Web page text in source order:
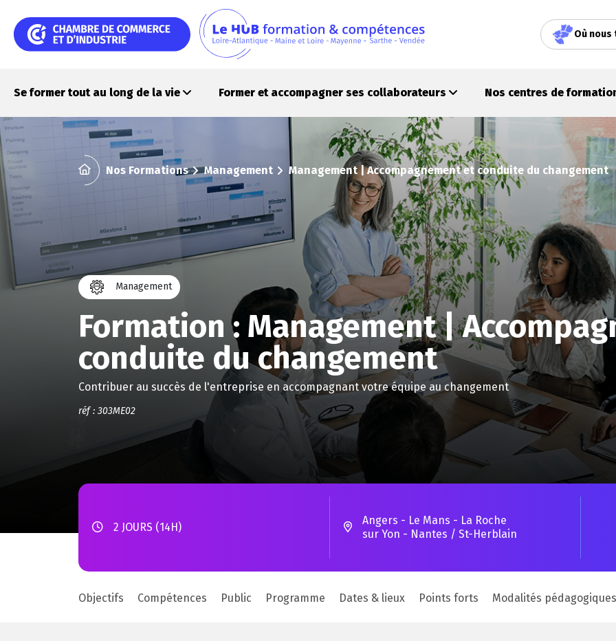
contenu
principal
Où
Se former tout au long de la vie Former et accompagner ses collaborateurs Nos centres de
Nos Formations Management Management | Accompagnement et conduite du changement
Management
Formation : Management |
conduite du changement
Contribuer au succès de l'entreprise en accompagnant votre équipe au changement
réf : 303ME02
2 JOURS (14H)
Angers - Le Mans - La Roche
sur Yon - Nantes / St-Herblain
Objectifs Compétences Public Programme Dates & lieux Points forts Modalités pédagogiques